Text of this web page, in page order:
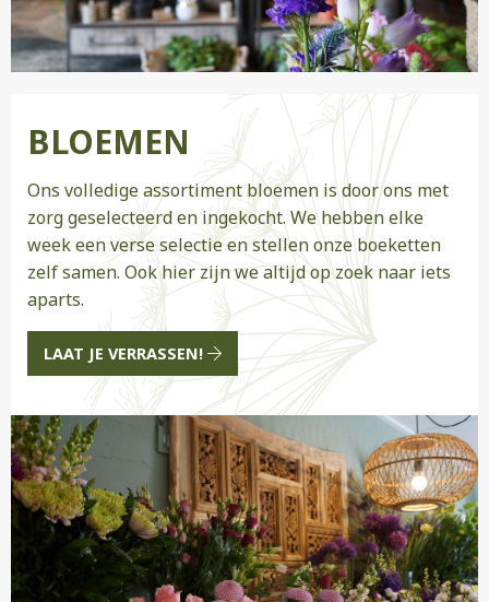
BLOEMEN
Ons volledige assortiment bloemen is door ons met
zorg geselecteerd en ingekocht. We hebben elke
week een verse selectie en stellen onze boeketten
zelf samen. Ook hier zijn we altijd op zoek naar iets
aparts.
LAAT JE VERRASSEN!